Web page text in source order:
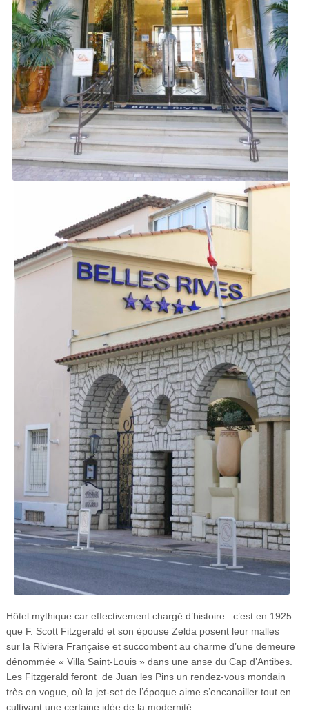
Hôtel mythique car effectivement chargé d’histoire : c’est en 1925
que F. Scott Fitzgerald et son épouse Zelda posent leur malles
sur la Riviera Française et succombent au charme d’une demeure
dénommée « Villa Saint-Louis » dans une anse du Cap d’Antibes.
Les Fitzgerald feront de Juan les Pins un rendez-vous mondain
très en vogue, où la jet-set de l’époque aime s’encanailler tout en
cultivant une certaine idée de la modernité.